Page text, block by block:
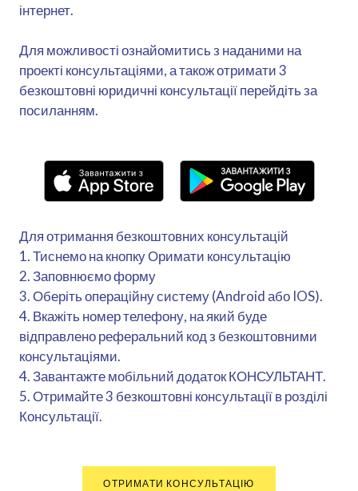
інтернет.
Для можливості ознайомитись з наданими на
проекті консультаціями, а також отримати 3
безкоштовні юридичні консультації перейдіть за
посиланням.
Для отримання безкоштовних консультацій
1. Тиснемо на кнопку Оримати консультацію
2. Заповнюємо форму
3. Оберіть операційну систему (Android або IOS).
4. Вкажіть номер телефону, на який буде
відправлено реферальний код з безкоштовними
консультаціями.
4. Завантажте мобільний додаток КОНСУЛЬТАНТ.
5. Отримайте 3 безкоштовні консультації в розділі
Консультації.
ОТРИМАТИ КОНСУЛЬТАЦІЮ